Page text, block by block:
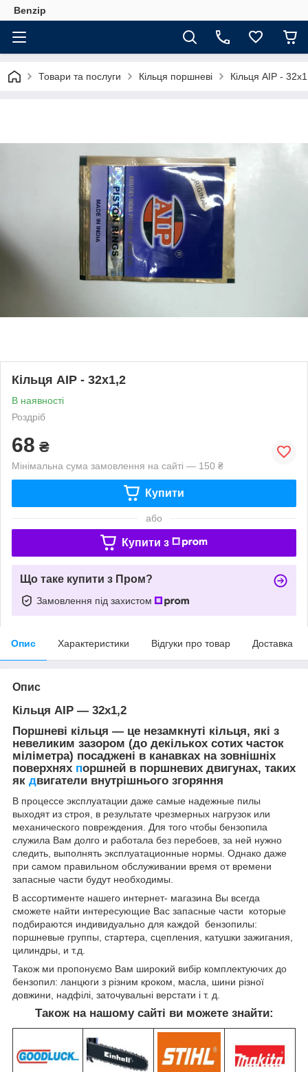
Benzip
Товари та послуги Кільця поршневі Кільця AIP -
Кільця AIP - 32х1,2
В наявності
Роздріб
68 ₴
Мінімальна сума замовлення на сайті — 150 ₴
Купити
або
Купити з
Що таке купити з Пром?
Замовлення під захистом
Опис Характеристики Відгуки про товар Доставка
Опис
Кільця AIP ― 32х1,2
Поршневі кільця — це незамкнуті кільця, які з
невеликим зазором (до декількох сотих часток
міліметра) посаджені в канавках на зовнішніх
поверхнях поршней в поршневих двигунах, таких
як двигатели внутрішнього згоряння
В процессе эксплуатации даже самые надежные пилы
выходят из строя, в результате чрезмерных нагрузок или
механического повреждения. Для того чтобы бензопила
служила Вам долго и работала без перебоев, за ней нужно
следить, выполнять эксплуатационные нормы. Однако даже
при самом правильном обслуживании время от времени
запасные части будут необходимы.
В ассортименте нашего интернет- магазина Вы всегда
сможете найти интересующие Вас запасные части которые
подбираются индивидуально для каждой бензопилы:
поршневые группы, стартера, сцепления, катушки зажигания,
цилиндры, и т.д.
Також ми пропонуємо Вам широкий вибір комплектуючих до
бензопил: ланцюги з різним кроком, масла, шини різної
довжини, надфілі, заточувальні верстати і т. д.
Також на нашому сайті ви можете знайти: